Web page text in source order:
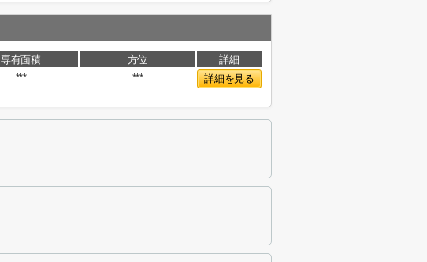
専有面積 方位
詳細
*** *** 詳細を見る